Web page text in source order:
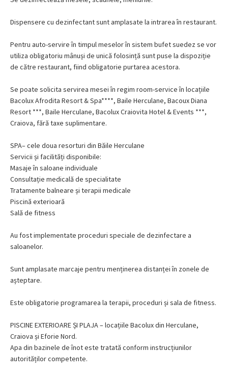
Dispensere cu dezinfectant sunt amplasate la intrarea în restaurant.
Pentru auto-servire în timpul meselor în sistem bufet suedez se vor
utiliza obligatoriu mânuși de unică folosință sunt puse la dispoziție
de către restaurant, fiind obligatorie purtarea acestora.
Se poate solicita servirea mesei în regim room-service în locațiile
Bacolux Afrodita Resort & Spa****, Baile Herculane, Bacoux Diana
Resort ***, Baile Herculane, Bacolux Craiovita Hotel & Events ***,
Craiova, fără taxe suplimentare.
SPA– cele doua resorturi din Băile Herculane
Servicii și facilități disponibile:
Masaje în saloane individuale
Consultație medicală de specialitate
Tratamente balneare și terapii medicale
Piscină exterioară
Sală de fitness
Au fost implementate proceduri speciale de dezinfectare a
saloanelor.
Sunt amplasate marcaje pentru menținerea distanței în zonele de
așteptare.
Este obligatorie programarea la terapii, proceduri și sala de fitness.
PISCINE EXTERIOARE ȘI PLAJA – locațiile Bacolux din Herculane,
Craiova și Eforie Nord.
Apa din bazinele de înot este tratată conform instrucțiunilor
autorităților competente.